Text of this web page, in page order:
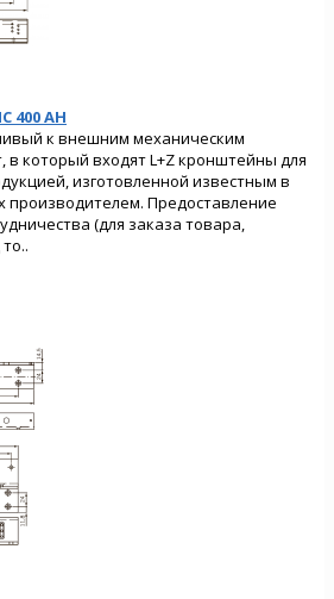
400 AH
к внешним механическим
который входят L+Z кронштейны для
изготовленной известным в
производителем. Предоставление
(для заказа товара,